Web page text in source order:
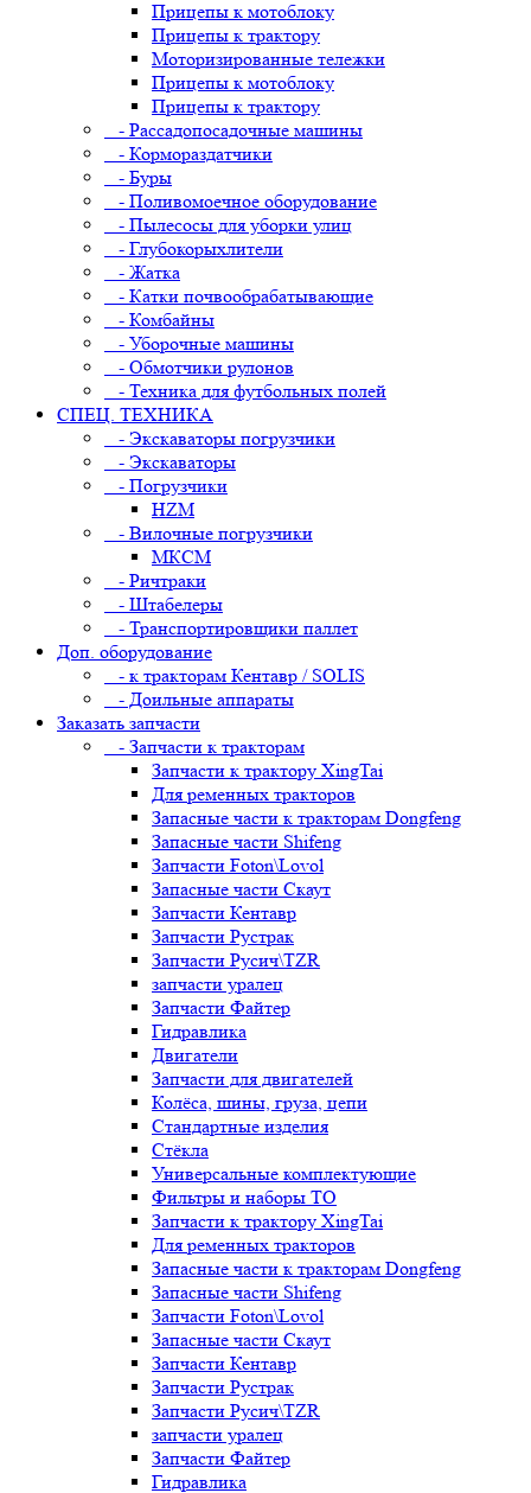
Прицепы к мотоблоку
Прицепы к трактору
Моторизированные тележки
Прицепы к мотоблоку
Прицепы к трактору
- Рассадопосадочные машины
- Кормораздатчики
- Буры
- Поливомоечное оборудование
- Пылесосы для уборки улиц
- Глубокорыхлители
- Жатка
- Катки почвообрабатывающие
- Комбайны
- Уборочные машины
- Обмотчики рулонов
- Техника для футбольных полей
СПЕЦ. ТЕХНИКА
- Экскаваторы погрузчики
- Экскаваторы
- Погрузчики
HZM
- Вилочные погрузчики
МКСМ
- Ричтраки
- Штабелеры
- Транспортировщики паллет
Доп. оборудование
- к тракторам Кентавр / SOLIS
- Доильные аппараты
Заказать запчасти
- Запчасти к тракторам
Запчасти к трактору XingTai
Для ременных тракторов
Запасные части к тракторам Dongfeng
Запасные части Shifeng
Запчасти Foton\Lovol
Запасные части Скаут
Запчасти Кентавр
Запчасти Рустрак
Запчасти Русич\TZR
запчасти уралец
Запчасти Файтер
Гидравлика
Двигатели
Запчасти для двигателей
Колёса, шины, груза, цепи
Стандартные изделия
Стёкла
Универсальные комплектующие
Фильтры и наборы ТО
Запчасти к трактору XingTai
Для ременных тракторов
Запасные части к тракторам Dongfeng
Запасные части Shifeng
Запчасти Foton\Lovol
Запасные части Скаут
Запчасти Кентавр
Запчасти Рустрак
Запчасти Русич\TZR
запчасти уралец
Запчасти Файтер
Гидравлика